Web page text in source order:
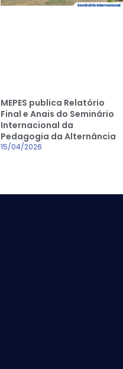
MEPES publica Relatório
Final e Anais do Seminário
Internacional da
Pedagogia da Alternância
15/04/2026